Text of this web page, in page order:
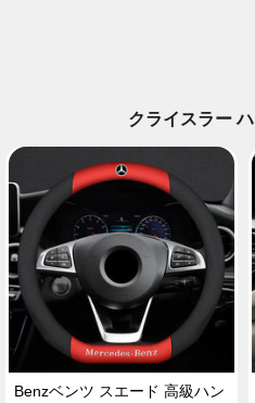
クライスラー
Benzベンツ スエード 高級ハン